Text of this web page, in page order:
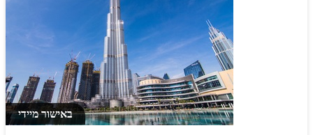
באישור מיידי